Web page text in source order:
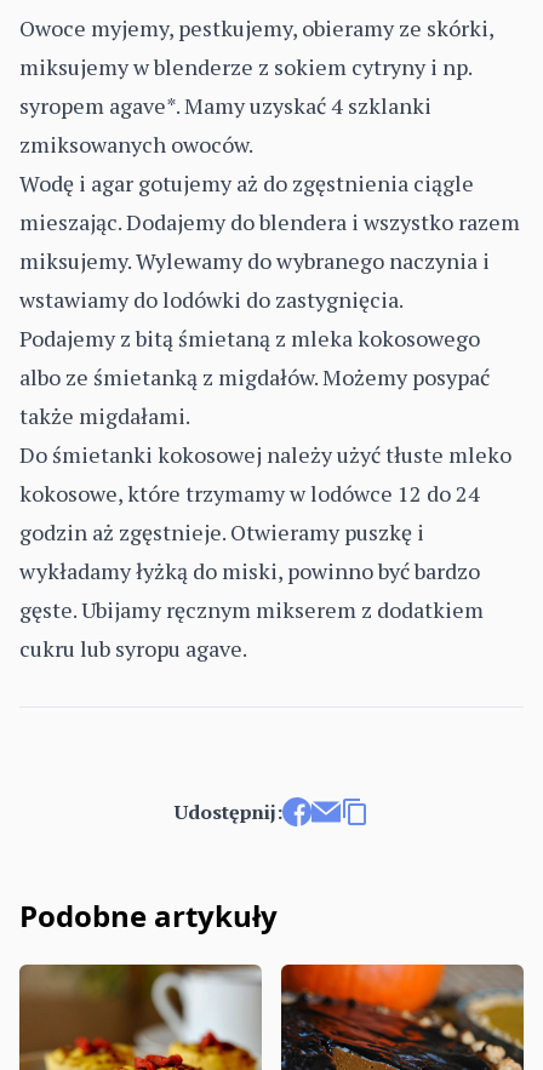
Owoce myjemy, pestkujemy, obieramy ze skórki,
miksujemy w blenderze z sokiem cytryny i np.
syropem agave*. Mamy uzyskać 4 szklanki
zmiksowanych owoców.
Wodę i agar gotujemy aż do zgęstnienia ciągle
mieszając. Dodajemy do blendera i wszystko razem
miksujemy. Wylewamy do wybranego naczynia i
wstawiamy do lodówki do zastygnięcia.
Podajemy z bitą śmietaną z mleka kokosowego
albo ze śmietanką z migdałów. Możemy posypać
także migdałami.
Do śmietanki kokosowej należy użyć tłuste mleko
kokosowe, które trzymamy w lodówce 12 do 24
godzin aż zgęstnieje. Otwieramy puszkę i
wykładamy łyżką do miski, powinno być bardzo
gęste. Ubijamy ręcznym mikserem z dodatkiem
cukru lub syropu agave.
Udostępnij:
Podobne artykuły